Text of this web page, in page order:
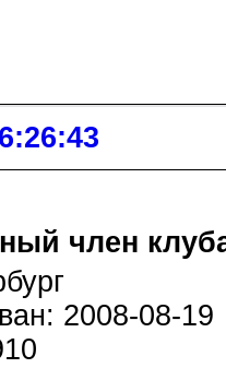
член
2008-08-19